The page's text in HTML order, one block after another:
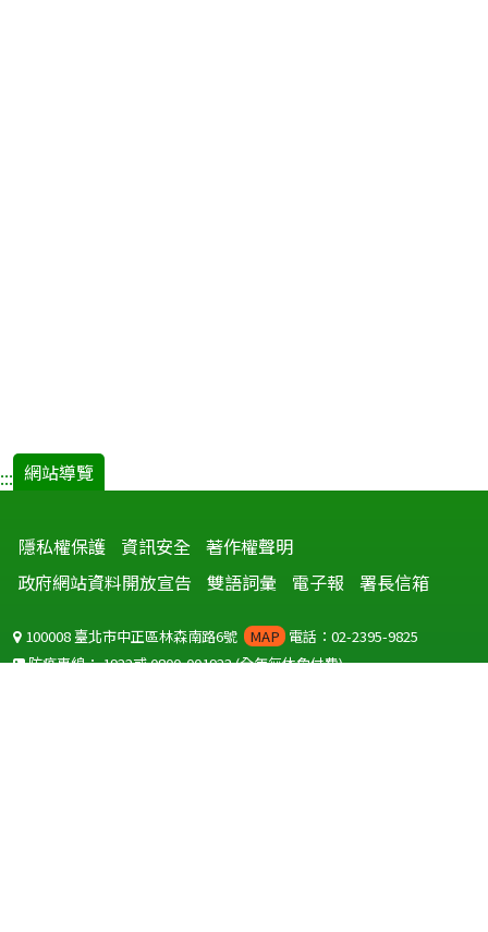
::: 網站導覽
隱私權保護 資訊安全 著作權聲明
政府網站資料開放宣告
雙語詞彙 電子報 署長信箱
100008 臺北市中正區林森南路6號 MAP 電話：02-2395-9825
防疫專線：1922或0800-001922(全年無休免付費)